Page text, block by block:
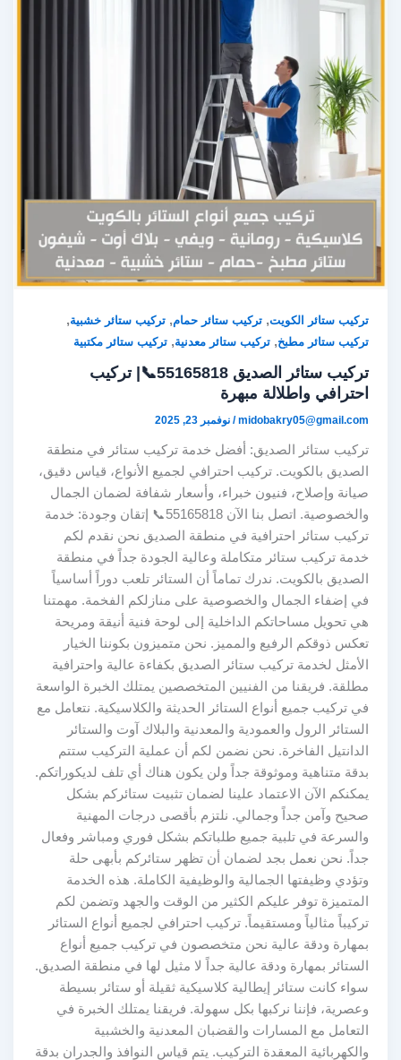
تركيب ستائر الكويت,تركيب ستائر حمام,تركيب ستائر خشبية,
تركيب ستائر مطبخ,تركيب ستائر معدنية,تركيب ستائر مكتبية
تركيب ستائر الصديق 55165818📞| تركيب
احترافي واطلالة مبهرة
midobakry05@gmail.com
/نوفمبر 23, 2025
تركيب ستائر الصديق: أفضل خدمة تركيب ستائر في منطقة
الصديق بالكويت. تركيب احترافي لجميع الأنواع، قياس دقيق،
صيانة وإصلاح، فنيون خبراء، وأسعار شفافة لضمان الجمال
والخصوصية. اتصل بنا الآن 55165818📞 إتقان وجودة: خدمة
تركيب ستائر احترافية في منطقة الصديق نحن نقدم لكم
خدمة تركيب ستائر متكاملة وعالية الجودة جداً في منطقة
الصديق بالكويت. ندرك تماماً أن الستائر تلعب دوراً أساسياً
في إضفاء الجمال والخصوصية على منازلكم الفخمة. مهمتنا
هي تحويل مساحاتكم الداخلية إلى لوحة فنية أنيقة ومريحة
تعكس ذوقكم الرفيع والمميز. نحن متميزون بكوننا الخيار
الأمثل لخدمة تركيب ستائر الصديق بكفاءة عالية واحترافية
مطلقة. فريقنا من الفنيين المتخصصين يمتلك الخبرة الواسعة
في تركيب جميع أنواع الستائر الحديثة والكلاسيكية. نتعامل مع
الستائر الرول والعمودية والمعدنية والبلاك آوت والستائر
الدانتيل الفاخرة. نحن نضمن لكم أن عملية التركيب ستتم
بدقة متناهية وموثوقة جداً ولن يكون هناك أي تلف لديكوراتكم.
يمكنكم الآن الاعتماد علينا لضمان تثبيت ستائركم بشكل
صحيح وآمن جداً وجمالي. نلتزم بأقصى درجات المهنية
والسرعة في تلبية جميع طلباتكم بشكل فوري ومباشر وفعال
جداً. نحن نعمل بجد لضمان أن تظهر ستائركم بأبهى حلة
وتؤدي وظيفتها الجمالية والوظيفية الكاملة. هذه الخدمة
المتميزة توفر عليكم الكثير من الوقت والجهد وتضمن لكم
تركيباً مثالياً ومستقيماً. تركيب احترافي لجميع أنواع الستائر
بمهارة ودقة عالية نحن متخصصون في تركيب جميع أنواع
الستائر بمهارة ودقة عالية جداً لا مثيل لها في منطقة الصديق.
سواء كانت ستائر إيطالية كلاسيكية ثقيلة أو ستائر بسيطة
وعصرية، فإننا نركبها بكل سهولة. فريقنا يمتلك الخبرة في
التعامل مع المسارات والقضبان المعدنية والخشبية
والكهربائية المعقدة التركيب. يتم قياس النوافذ والجدران بدقة